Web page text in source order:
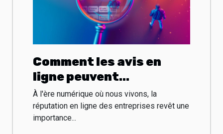
Comment les avis en
ligne peuvent
transformer la visibilité
des entreprises
À l'ère numérique où nous vivons, la
réputation en ligne des entreprises revêt une
importance...